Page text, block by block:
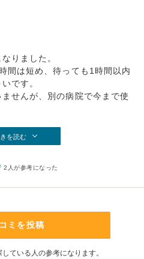
りました。
間は短め、待っても1時間以内
です。
せんが、別の病院で今まで使
を読む
2人が参考になった
ミを投稿
ている人の参考になります。